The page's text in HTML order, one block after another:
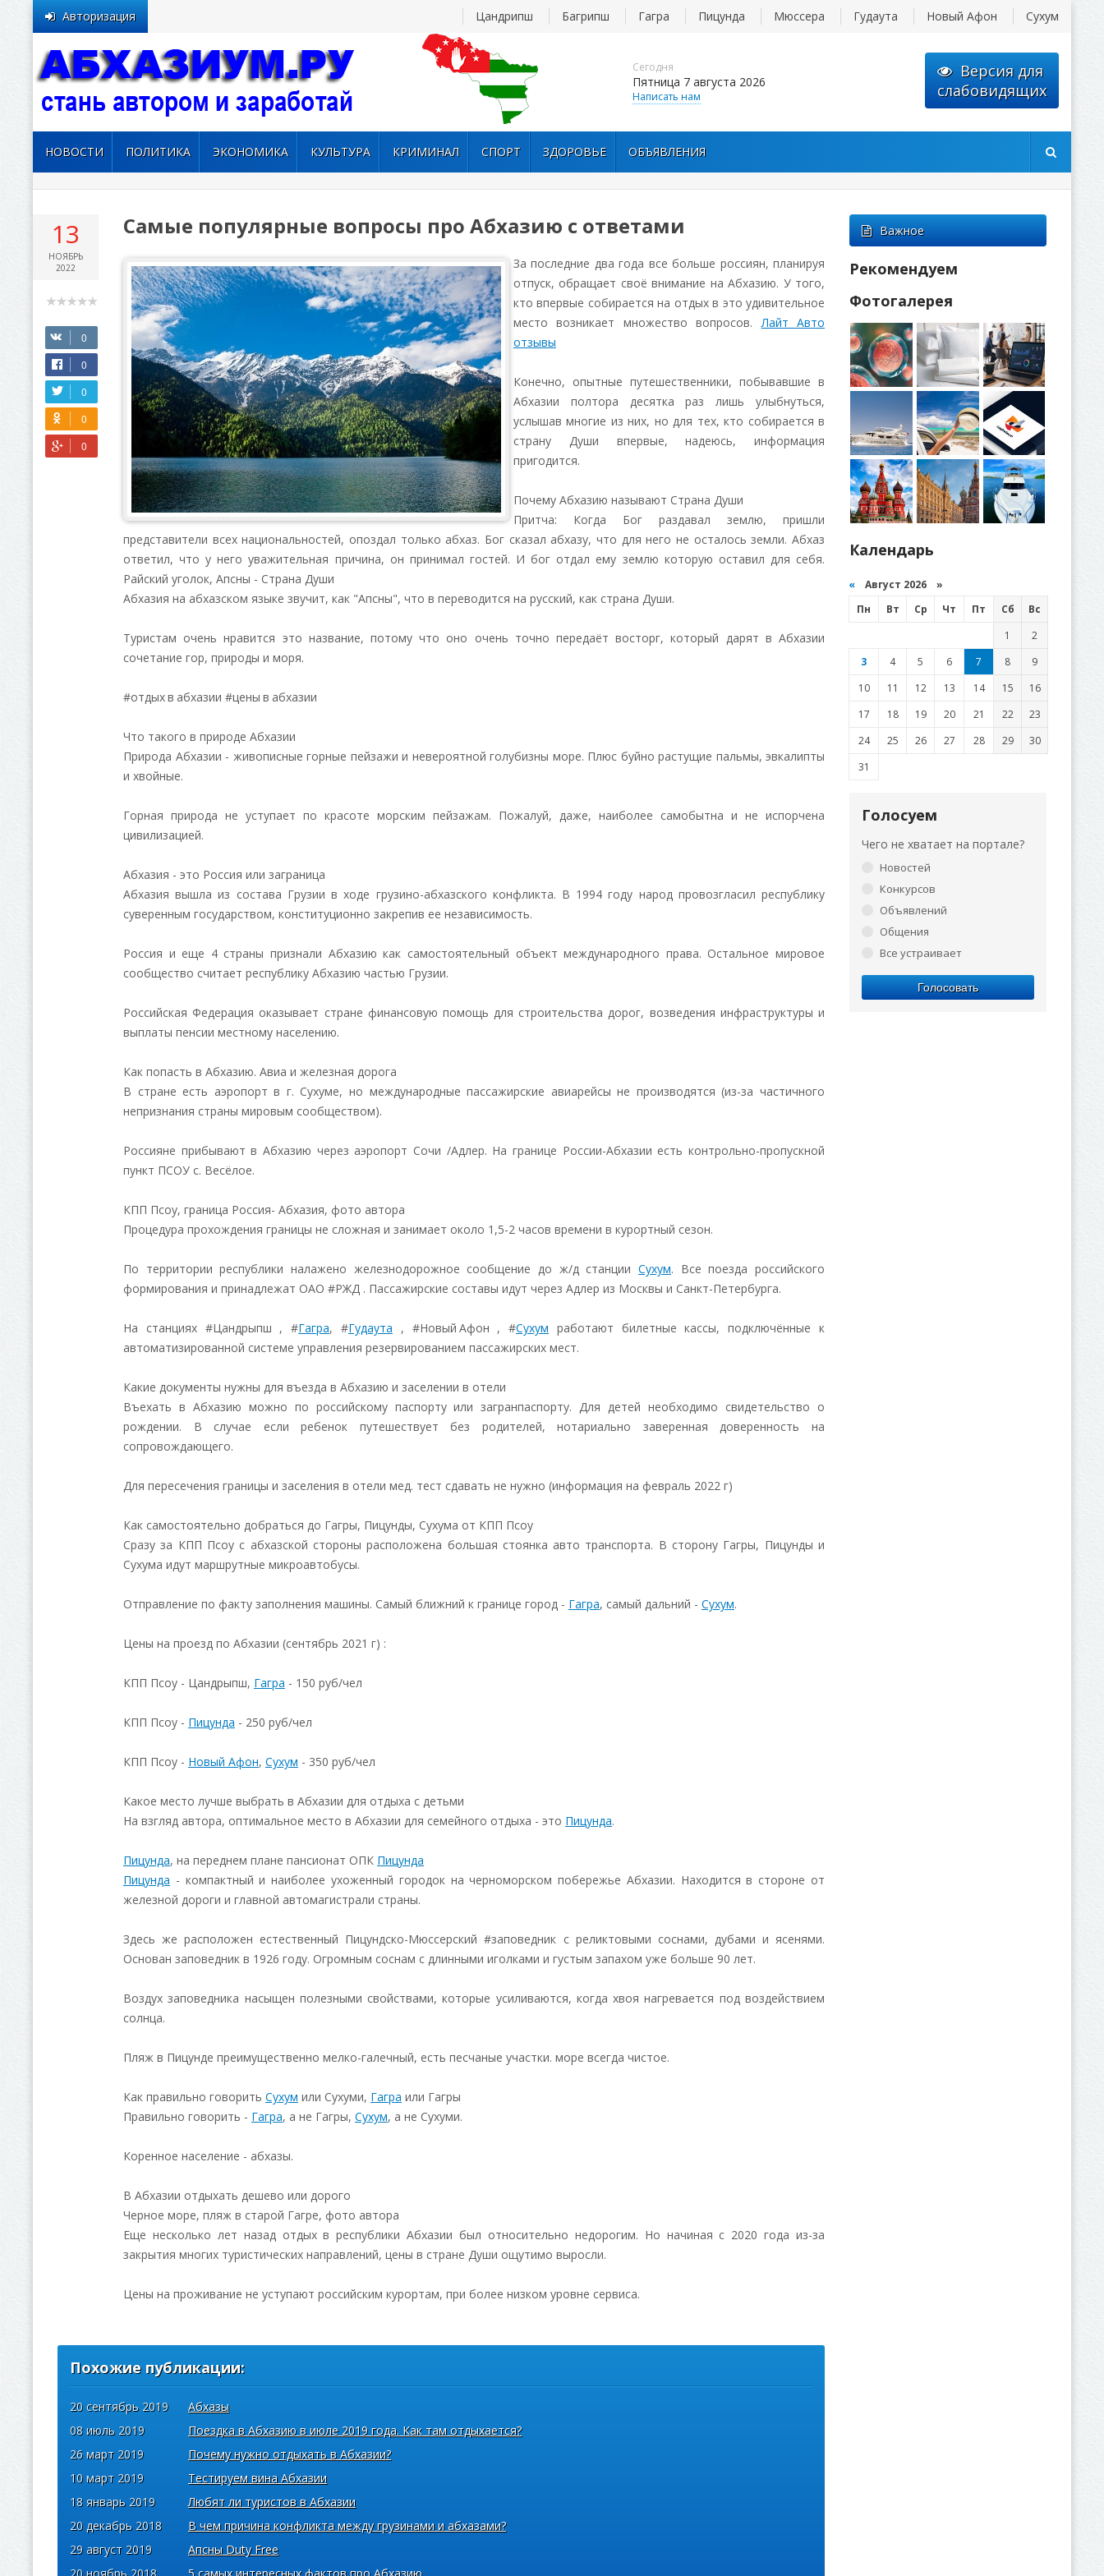
Сегодня
Пятница 7 августа 2026
Написать нам
Версия для
слабовидящих
Авторизация Цандрипш Багрипш Гагра Пицунда Мюссера Гудаута Новый Афон Сухум
НОВОСТИ ПОЛИТИКА ЭКОНОМИКА КУЛЬТУРА КРИМИНАЛ СПОРТ ЗДОРОВЬЕ ОБЪЯВЛЕНИЯ
13
НОЯБРЬ
2022
Самые популярные вопросы про Абхазию с ответами
За последние два года все больше россиян, планируя
отпуск, обращает своё внимание на Абхазию. У того,
кто впервые собирается на отдых в это удивительное
место возникает множество вопросов.Лайт Авто
отзывы
Конечно, опытные путешественники, побывавшие в
Абхазии полтора десятка раз лишь улыбнуться,
услышав многие из них, но для тех, кто собирается в
страну Души впервые, надеюсь, информация
пригодится.
Почему Абхазию называют Страна Души
Притча: Когда Бог раздавал землю, пришли
представители всех национальностей, опоздал только абхаз. Бог сказал абхазу, что для него не осталось земли. Абхаз
ответил, что у него уважительная причина, он принимал гостей. И бог отдал ему землю которую оставил для себя.
Райский уголок, Апсны - Страна Души
Абхазия на абхазском языке звучит, как "Апсны", что в переводится на русский, как страна Души.
Туристам очень нравится это название, потому что оно очень точно передаёт восторг, который дарят в Абхазии
сочетание гор, природы и моря.
#отдых в абхазии #цены в абхазии
Что такого в природе Абхазии
Природа Абхазии - живописные горные пейзажи и невероятной голубизны море. Плюс буйно растущие пальмы, эвкалипты
и хвойные.
Горная природа не уступает по красоте морским пейзажам. Пожалуй, даже, наиболее самобытна и не испорчена
цивилизацией.
Абхазия - это Россия или заграница
Абхазия вышла из состава Грузии в ходе грузино-абхазского конфликта. В 1994 году народ провозгласил республику
суверенным государством, конституционно закрепив ее независимость.
Россия и еще 4 страны признали Абхазию как самостоятельный объект международного права. Остальное мировое
сообщество считает республику Абхазию частью Грузии.
Российская Федерация оказывает стране финансовую помощь для строительства дорог, возведения инфраструктуры и
выплаты пенсии местному населению.
Как попасть в Абхазию. Авиа и железная дорога
В стране есть аэропорт в г. Сухуме, но международные пассажирские авиарейсы не производятся (из-за частичного
непризнания страны мировым сообществом).
Россияне прибывают в Абхазию через аэропорт Сочи /Адлер. На границе России-Абхазии есть контрольно-пропускной
пункт ПСОУ с. Весёлое.
КПП Псоу, граница Россия- Абхазия, фото автора
Процедура прохождения границы не сложная и занимает около 1,5-2 часов времени в курортный сезон.
По территории республики налажено железнодорожное сообщение до ж/д станции Сухум. Все поезда российского
формирования и принадлежат ОАО #РЖД . Пассажирские составы идут через Адлер из Москвы и Санкт-Петербурга.
На станциях #Цандрыпш , #Гагра, #Гудаута , #Новый Афон , #Сухум работают билетные кассы, подключённые к
автоматизированной системе управления резервированием пассажирских мест.
Какие документы нужны для въезда в Абхазию и заселении в отели
Въехать в Абхазию можно по российскому паспорту или загранпаспорту. Для детей необходимо свидетельство о
рождении. В случае если ребенок путешествует без родителей, нотариально заверенная доверенность на
сопровождающего.
Для пересечения границы и заселения в отели мед. тест сдавать не нужно (информация на февраль 2022 г)
Как самостоятельно добраться до Гагры, Пицунды, Сухума от КПП Псоу
Сразу за КПП Псоу с абхазской стороны расположена большая стоянка авто транспорта. В сторону Гагры, Пицунды и
Сухума идут маршрутные микроавтобусы.
Отправление по факту заполнения машины. Самый ближний к границе город - Гагра, самый дальний - Сухум.
Цены на проезд по Абхазии (сентябрь 2021 г) :
КПП Псоу - Цандрыпш, Гагра - 150 руб/чел
КПП Псоу - Пицунда - 250 руб/чел
КПП Псоу - Новый Афон, Сухум - 350 руб/чел
Какое место лучше выбрать в Абхазии для отдыха с детьми
На взгляд автора, оптимальное место в Абхазии для семейного отдыха - это Пицунда.
Пицунда, на переднем плане пансионат ОПК Пицунда
Пицунда - компактный и наиболее ухоженный городок на черноморском побережье Абхазии. Находится в стороне от
железной дороги и главной автомагистрали страны.
Здесь же расположен естественный Пицундско-Мюссерский #заповедник с реликтовыми соснами, дубами и ясенями.
Основан заповедник в 1926 году. Огромным соснам с длинными иголками и густым запахом уже больше 90 лет.
Воздух заповедника насыщен полезными свойствами, которые усиливаются, когда хвоя нагревается под воздействием
солнца.
Пляж в Пицунде преимущественно мелко-галечный, есть песчаные участки. море всегда чистое.
Как правильно говорить Сухум или Сухуми, Гагра или Гагры
Правильно говорить - Гагра, а не Гагры, Сухум, а не Сухуми.
Коренное население - абхазы.
В Абхазии отдыхать дешево или дорого
Черное море, пляж в старой Гагре, фото автора
Еще несколько лет назад отдых в республики Абхазии был относительно недорогим. Но начиная с 2020 года из-за
закрытия многих туристических направлений, цены в стране Души ощутимо выросли.
Цены на проживание не уступают российским курортам, при более низком уровне сервиса.
Похожие публикации:
20 сентябрь 2019
Абхазы
08 июль 2019
Поездка в Абхазию в июле 2019 года. Как там отдыхается?
26 март 2019
Почему нужно отдыхать в Абхазии?
10 март 2019
Тестируем вина Абхазии
18 январь 2019
Любят ли туристов в Абхазии
20 декабрь 2018
В чем причина конфликта между грузинами и абхазами?
29 август 2019
Апсны Duty Free
Важное
Рекомендуем
Фотогалерея
Календарь
« Август 2026 »
Пн
Вт Ср Чт Пт Сб
Вс
1
2
3
4 5 6 7 8
9
10
11 12 13 14 15
16
17
18 19 20 21 22
23
24
25 26 27 28 29
30
31
Голосуем
Чего не хватает на портале?
Новостей
Конкурсов
Объявлений
Общения
Все устраивает
Голосовать